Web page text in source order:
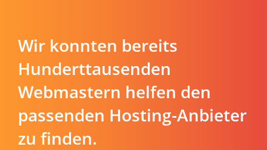
Wir konnten bereits
Hunderttausenden
Webmastern helfen den
passenden Hosting-Anbieter
zu finden.